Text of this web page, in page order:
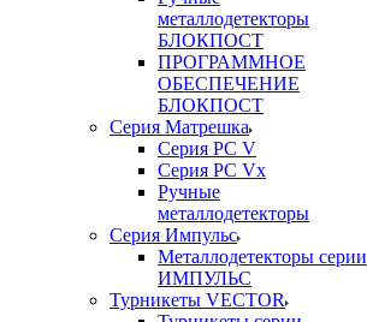
металлодетекторы
БЛОКПОСТ
ПРОГРАММНОЕ
ОБЕСПЕЧЕНИЕ
БЛОКПОСТ
Серия Матрешка
Серия PC V
Серия PC Vx
Ручные
металлодетекторы
Серия Импульс
Металлодетекторы серии
ИМПУЛЬС
Турникеты VECTOR